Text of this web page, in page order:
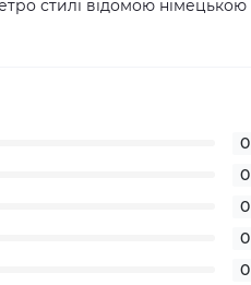
стилі відомою німецькою
0
0
0
0
0